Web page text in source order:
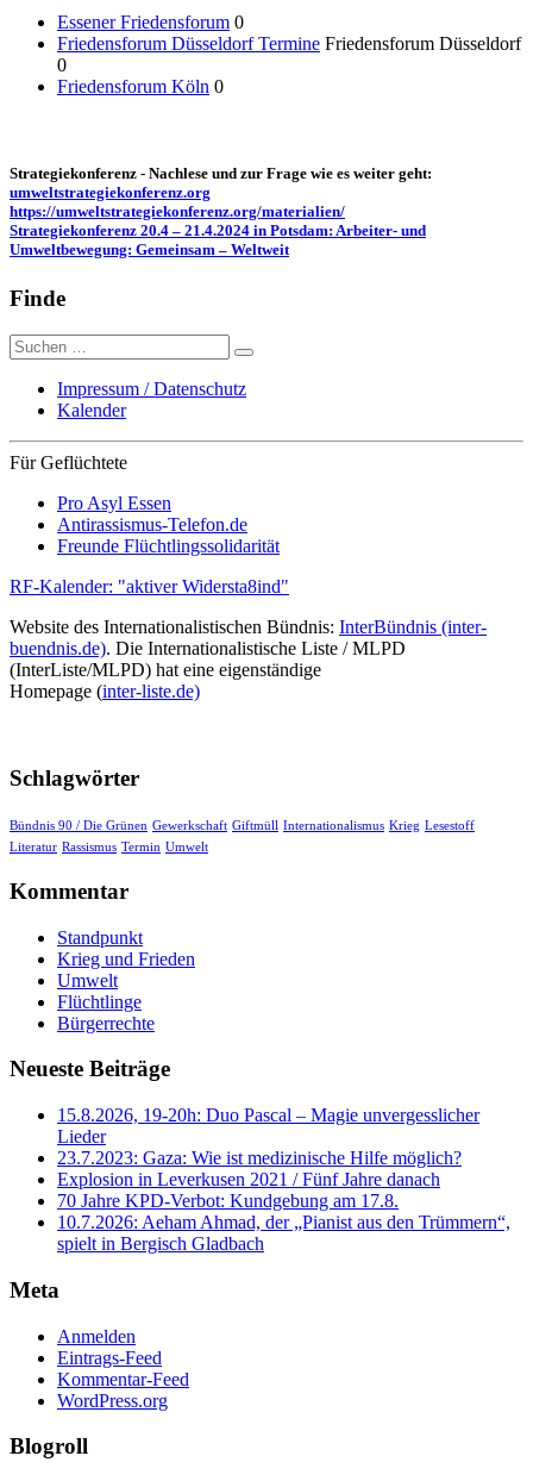
Essener Friedensforum 0
Friedensforum Düsseldorf Termine Friedensforum Düsseldorf
0
Friedensforum Köln 0
Strategiekonferenz - Nachlese und zur Frage wie es weiter geht:
umweltstrategiekonferenz.org
https://umweltstrategiekonferenz.org/materialien/
Strategiekonferenz 20.4 – 21.4.2024 in Potsdam: Arbeiter- und
Umweltbewegung: Gemeinsam – Weltweit
Finde
Suche
nach:
Impressum / Datenschutz
Kalender
Für Geflüchtete
Pro Asyl Essen
Antirassismus-Telefon.de
Freunde Flüchtlingssolidarität
RF-Kalender: "aktiver Widersta8ind"
Website des Internationalistischen Bündnis: InterBündnis (inter-
buendnis.de). Die Internationalistische Liste / MLPD
(InterListe/MLPD) hat eine eigenständige
Homepage (inter-liste.de)
Schlagwörter
Bündnis 90 / Die Grünen Gewerkschaft Giftmüll Internationalismus Krieg Lesestoff
Literatur Rassismus Termin Umwelt
Kommentar
Standpunkt
Krieg und Frieden
Umwelt
Flüchtlinge
Bürgerrechte
Neueste Beiträge
15.8.2026, 19-20h: Duo Pascal – Magie unvergesslicher
Lieder
23.7.2023: Gaza: Wie ist medizinische Hilfe möglich?
Explosion in Leverkusen 2021 / Fünf Jahre danach
70 Jahre KPD‑Verbot: Kundgebung am 17.8.
10.7.2026: Aeham Ahmad, der „Pianist aus den Trümmern“,
spielt in Bergisch Gladbach
Meta
Anmelden
Eintrags-Feed
Kommentar-Feed
WordPress.org
Blogroll